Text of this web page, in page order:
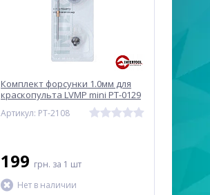
Комплект форсунки 1.0мм для
краскопульта LVMP mini PT-0129
(дюза, воздушная головка, игла)
INTERTOOL PT-2108
Артикул: PT-2108
199 грн. за 1 шт
Нет в наличии